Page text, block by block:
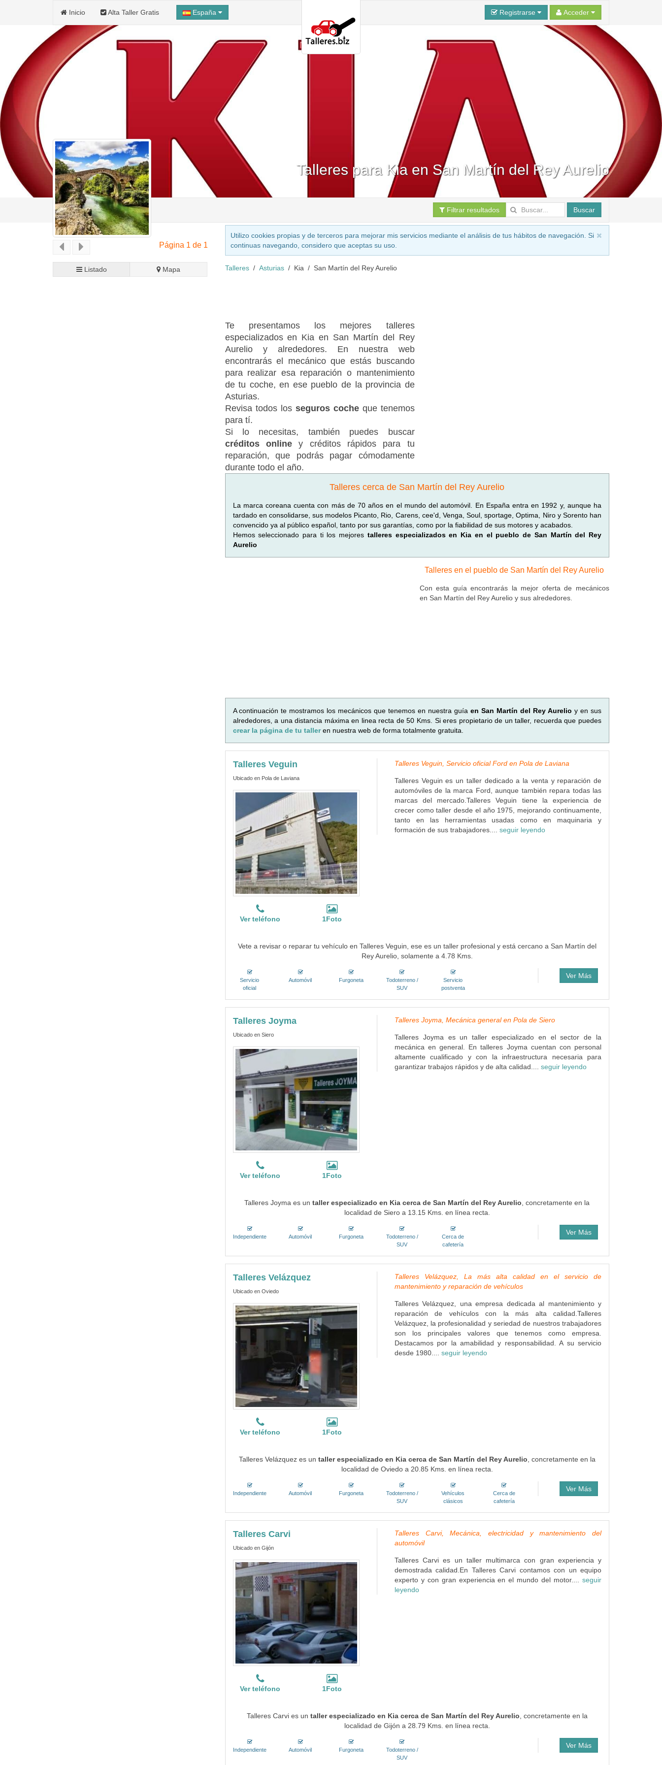
Inicio Alta Taller Gratis España Registrarse Acceder
Talleres para Kia en San Martín del Rey Aurelio
Filtrar resultados Buscar
Página 1 de 1
Listado Mapa
Utilizo cookies propias y de terceros para mejorar mis servicios mediante el análisis de tus hábitos de navegación. Si
continuas navegando, considero que aceptas su uso.
Talleres Asturias Kia San Martín del Rey Aurelio
Te presentamos los mejores talleres
especializados en Kia en San Martín del Rey
Aurelio y alrededores. En nuestra web
encontrarás el mecánico que estás buscando
para realizar esa reparación o mantenimiento
de tu coche, en ese pueblo de la provincia de
Asturias.
Revisa todos los seguros cocheque tenemos
para tí.
Si lo necesitas, también puedes buscar
créditos onliney créditos rápidos para tu
reparación, que podrás pagar cómodamente
durante todo el año.
Talleres cerca de San Martín del Rey Aurelio
La marca coreana cuenta con más de 70 años en el mundo del automóvil. En España entra en 1992 y, aunque ha
tardado en consolidarse, sus modelos Picanto, Rio, Carens, cee'd, Venga, Soul, sportage, Optima, Niro y Sorento han
convencido ya al público español, tanto por sus garantías, como por la fiabilidad de sus motores y acabados.
Hemos seleccionado para ti los mejores talleres especializados en Kia en el pueblo de San Martín del Rey
Aurelio
Talleres en el pueblo de San Martín del Rey Aurelio
Con esta guía encontrarás la mejor oferta de mecánicos
en San Martín del Rey Aurelio y sus alrededores.
A continuación te mostramos los mecánicos que tenemos en nuestra guíaen San Martín del Rey Aurelio y en sus
alrededores, a una distancia máxima en linea recta de 50 Kms. Si eres propietario de un taller, recuerda que puedes
crear la página de tu talleren nuestra web de forma totalmente gratuita.
Talleres Veguin
Ubicado en Pola de Laviana
Ver teléfono 1Foto
Talleres Veguin, Servicio oficial Ford en Pola de Laviana
Talleres Veguin es un taller dedicado a la venta y reparación de
automóviles de la marca Ford, aunque también repara todas las
marcas del mercado.Talleres Veguin tiene la experiencia de
crecer como taller desde el año 1975, mejorando continuamente,
tanto en las herramientas usadas como en maquinaria y
formación de sus trabajadores.... seguir leyendo
Vete a revisar o reparar tu vehículo en Talleres Veguin, ese es un taller profesional y está cercano a San Martín del
Rey Aurelio, solamente a 4.78 Kms.
Servicio
oficial
Automóvil Furgoneta
Todoterreno /
SUV
Servicio
postventa
Ver Más
Talleres Joyma
Ubicado en Siero
Ver teléfono 1Foto
Talleres Joyma, Mecánica general en Pola de Siero
Talleres Joyma es un taller especializado en el sector de la
mecánica en general. En talleres Joyma cuentan con personal
altamente cualificado y con la infraestructura necesaria para
garantizar trabajos rápidos y de alta calidad.... seguir leyendo
Talleres Joyma es untaller especializado en Kia cerca de San Martín del Rey Aurelio , concretamente en la
localidad de Siero a 13.15 Kms. en línea recta.
Independiente Automóvil Furgoneta
Todoterreno /
SUV
Cerca de
cafetería
Ver Más
Talleres Velázquez
Ubicado en Oviedo
Ver teléfono 1Foto
Talleres Velázquez, La más alta calidad en el servicio de
mantenimiento y reparación de vehículos
Talleres Velázquez, una empresa dedicada al mantenimiento y
reparación de vehículos con la más alta calidad.Talleres
Velázquez, la profesionalidad y seriedad de nuestros trabajadores
son los principales valores que tenemos como empresa.
Destacamos por la amabilidad y responsabilidad. A su servicio
desde 1980.... seguir leyendo
Talleres Velázquez es un taller especializado en Kia cerca de San Martín del Rey Aurelio , concretamente en la
localidad de Oviedo a 20.85 Kms. en línea recta.
Independiente Automóvil Furgoneta
Todoterreno /
SUV
Vehículos
clásicos
Cerca de
cafetería
Ver Más
Talleres Carvi
Ubicado en Gijón
Ver teléfono 1Foto
Talleres Carvi, Mecánica, electricidad y mantenimiento del
automóvil
Talleres Carvi es un taller multimarca con gran experiencia y
demostrada calidad.En Talleres Carvi contamos con un equipo
experto y con gran experiencia en el mundo del motor.... seguir
leyendo
Talleres Carvi es un taller especializado en Kia cerca de San Martín del Rey Aurelio , concretamente en la
localidad de Gijón a 28.79 Kms. en línea recta.
Independiente Automóvil Furgoneta
Todoterreno /
SUV
Ver Más